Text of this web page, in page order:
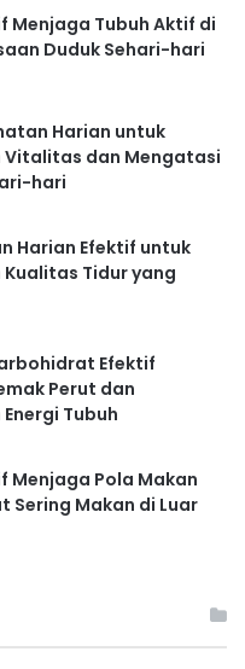
Menjaga Tubuh Aktif di
Duduk Sehari-hari
Harian untuk
Vitalitas dan Mengatasi
hari
Harian Efektif untuk
Tidur yang
Efektif
Perut dan
Tubuh
Menjaga Pola Makan
Sering Makan di Luar